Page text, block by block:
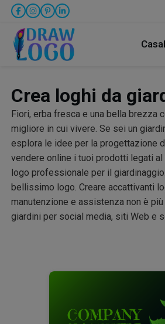
Casa
Crea loghi da
Fiori, erba fresca e una bella brezza
migliore in cui vivere. Se sei un
esplora le idee per la progettazione
vendere online i tuoi prodotti legati
logo professionale per il
bellissimo logo. Creare accattivanti
manutenzione e assistenza non è
giardini per social media, siti Web e